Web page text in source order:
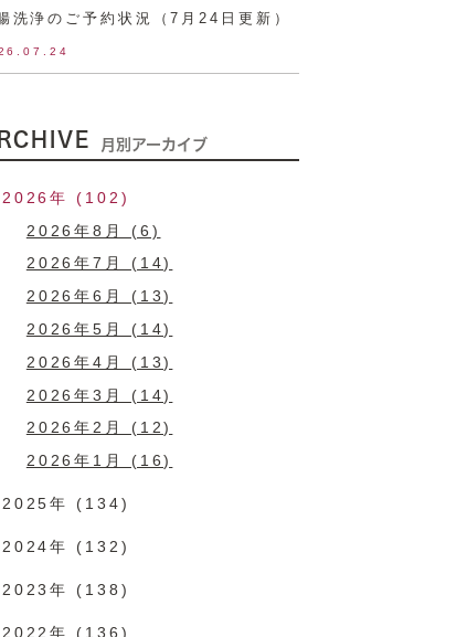
洗浄のご予約状況（7月24日更新）
月別アーカイブ
2026年 (102)
2026年8月 (6)
2026年7月 (14)
2026年6月 (13)
2026年5月 (14)
2026年4月 (13)
2026年3月 (14)
2026年2月 (12)
2026年1月 (16)
2025年 (134)
2024年 (132)
2023年 (138)
2022年 (136)